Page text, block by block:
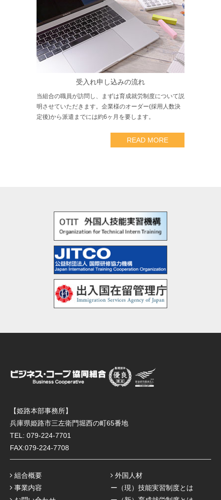
受入れ申し込みの流れ
当組合の職員が訪問し、まずは育成就労制度について説
明させていただきます。企業様のオーダー(採用人数決
定後)から派遣までには約6ヶ月を要します。
READ MORE
【姫路本部事務所】
兵庫県姫路市三左衛門堀西の町65番地
TEL: 079-224-7701
FAX:079-224-7708
組合概要
事業内容
外国人材
ー（現）技能実習制度とは